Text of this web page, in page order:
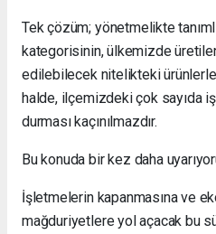
Tek çözüm; yönetmelikte
kategorisinin, ülkemizde
edilebilecek nitelikteki
halde, ilçemizdeki çok sayıda
durması kaçınılmazdır.
Bu konuda bir kez daha
İşletmelerin kapanmasına ve
mağduriyetlere yol açacak bu